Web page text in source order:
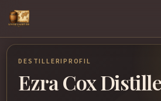
DESTILLERIPROFIL
Ezra Cox